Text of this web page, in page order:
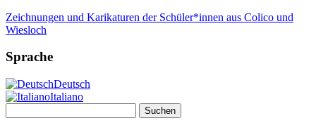
Zeichnungen und Karikaturen der Schüler*innen aus Colico und
Wiesloch
Sprache
Deutsch
Italiano
nach: